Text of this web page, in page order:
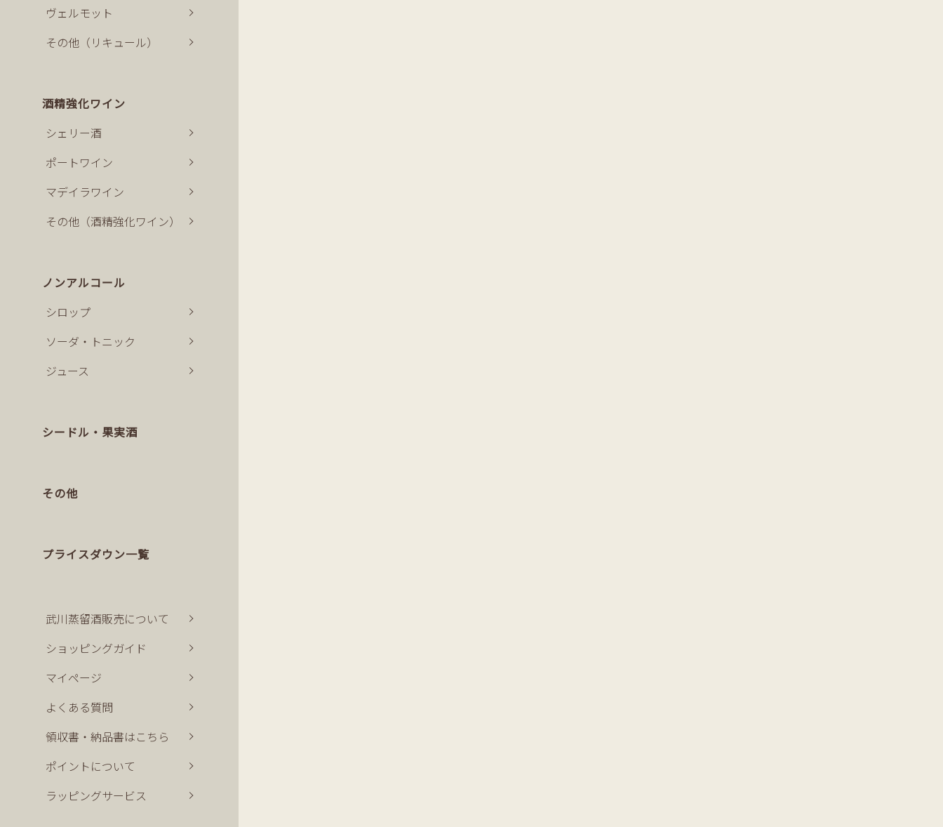
ヴェルモット
その他（リキュール）
酒精強化ワイン
シェリー酒
ポートワイン
マデイラワイン
その他（酒精強化ワイン）
ノンアルコール
シロップ
ソーダ・トニック
ジュース
シードル・果実酒
その他
プライスダウン一覧
武川蒸留酒販売について
ショッピングガイド
マイページ
よくある質問
領収書・納品書はこちら
ポイントについて
ラッピングサービス